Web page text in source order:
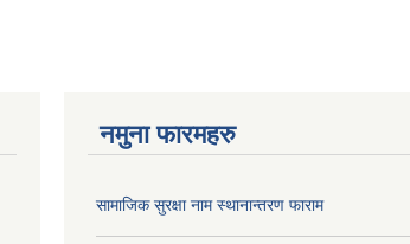
नमुना फारमहरु
सामाजिक सुरक्षा नाम स्थानान्तरण फाराम